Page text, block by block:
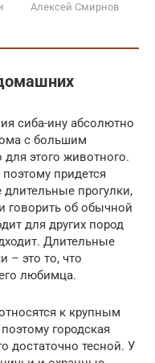
Алексей Смирнов
сиба-ину абсолютно
с большим
для этого животного.
придется
прогулки,
говорить об обычной
для других пород
Длительные
– это то, что
любимца.
к крупным
городская
достаточно тесной. У